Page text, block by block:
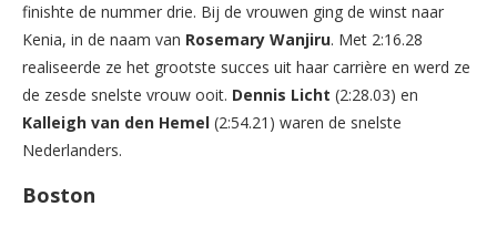
finishte de nummer drie. Bij de vrouwen ging de winst naar
Kenia, in de naam van Rosemary Wanjiru. Met 2:16.28
realiseerde ze het grootste succes uit haar carrière en werd ze
de zesde snelste vrouw ooit. Dennis Licht (2:28.03) en
Kalleigh van den Hemel (2:54.21) waren de snelste
Nederlanders.
Boston